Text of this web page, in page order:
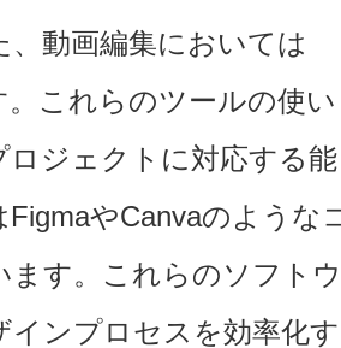
動画編集においては
。これらのツールの使い
ジェクトに対応する能
やCanvaのような
ます。これらのソフト
インプロセスを効率化す